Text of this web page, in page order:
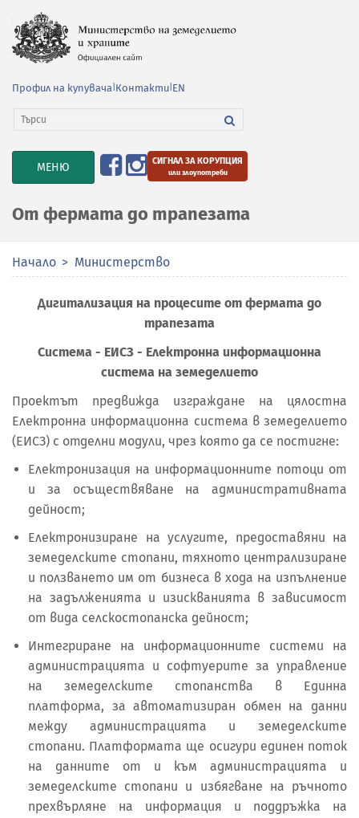
Профил на купувача Контакти EN
TOGGLE
NAVIGATION
МЕНЮ СИГНАЛ ЗА КОРУПЦИЯ
или злоупотреби
От фермата до трапезата
Начало Министерство
Дигитализация на процесите от фермата до
трапезата
Система - ЕИСЗ - Електронна информационна
система на земеделието
Проектът предвижда изграждане на цялостна
Електронна информационна система в земеделието
(ЕИСЗ) с отделни модули, чрез която да се постигне:
Електронизация на информационните потоци от
и за осъществяване на административната
дейност;
Електронизиране на услугите, предоставяни на
земеделските стопани, тяхното централизиране
и ползването им от бизнеса в хода на изпълнение
на задълженията и изискванията в зависимост
от вида селскостопанска дейност;
Интегриране на информационните системи на
администрацията и софтуерите за управление
на земеделските стопанства в Единна
платформа, за автоматизиран обмен на данни
между администрацията и земеделските
стопани. Платформата ще осигури единен поток
на данните от и към администрацията и
земеделските стопани и избягване на ръчното
прехвърляне на информация и поддръжка на